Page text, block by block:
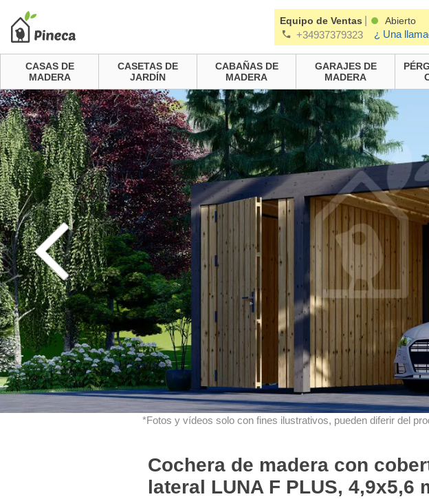
Equipo de Ventas Abierto
+34937379323 ¿ Una
CASAS DE
MADERA
CASETAS DE
JARDÍN
CABAÑAS DE
MADERA
GARAJES DE
MADERA
*Fotos y vídeos solo con fines ilustrativos, pueden diferir del
Cochera de madera con
lateral LUNA F PLUS, 4,9x5,6